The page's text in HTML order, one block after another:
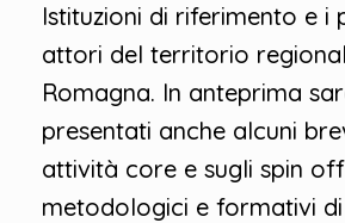
Istituzioni di riferimento e i
attori del territorio
Romagna. In anteprima
presentati anche alcuni
attività core e sugli spin off
metodologici e formativi di